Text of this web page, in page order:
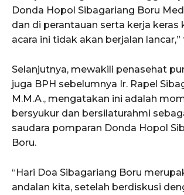
Donda Hopol Sibagariang Boru
dan di perantauan serta kerja keras
acara ini tidak akan berjalan lancar,”
Selanjutnya, mewakili penasehat
juga BPH sebelumnya Ir. Rapel
M.M.A., mengatakan ini adalah
bersyukur dan bersilaturahmi
saudara pomparan Donda Hopol
Boru.
“Hari Doa Sibagariang Boru
andalan kita, setelah berdiskusi